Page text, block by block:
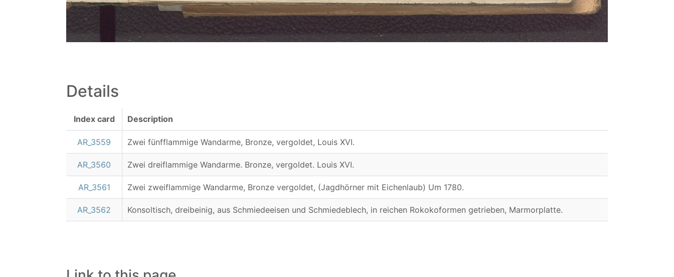
Details
Index card Description
AR_3559 Zwei fünfflammige Wandarme, Bronze, vergoldet, Louis XVI.
AR_3560 Zwei dreiflammige Wandarme. Bronze, vergoldet. Louis XVI.
AR_3561 Zwei zweiflammige Wandarme, Bronze vergoldet, (Jagdhörner mit Eichenlaub) Um 1780.
AR_3562 Konsoltisch, dreibeinig, aus Schmiedeeisen und Schmiedeblech, in reichen Rokokoformen getrieben, Marmorplatte.